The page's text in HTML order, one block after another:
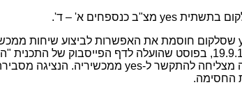
בתשתיתyes מצ"ב כנספחים א' – ד'.
שסלקום חוסמת את האפשרות לביצוע שיחות
. כך ביום 19.9.16, בפוסט שהועלה לדף הפייסבוק של התכנית
מצליחה להתקשר ל-yes ממכשיריה. הנציגה
החסימה.